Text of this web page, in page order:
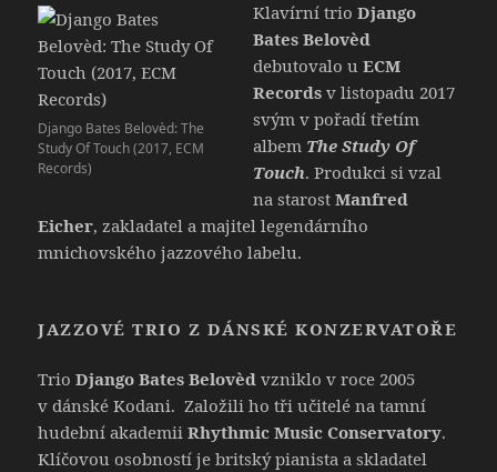
Django Bates Belovèd: The
Study Of Touch (2017, ECM
Records)
Klavírní trioDjango
Bates Belovèd
debutovalo uECM
Records v listopadu 2017
svým v pořadí třetím
albem The Study Of
Touch. Produkci si vzal
na starostManfred
Eicher, zakladatel a majitel legendárního
mnichovského jazzového labelu.
JAZZOVÉ TRIO Z DÁNSKÉ KONZERVATOŘE
TrioDjango Bates Belovèd vzniklo v roce 2005
v dánské Kodani. Založili ho tři učitelé na tamní
hudební akademiiRhythmic Music Conservatory.
Klíčovou osobností je britský pianista a skladatel